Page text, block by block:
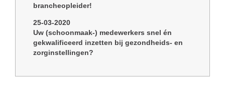
brancheopleider!
25-03-2020
Uw (schoonmaak-) medewerkers snel én
gekwalificeerd inzetten bij gezondheids- en
zorginstellingen?